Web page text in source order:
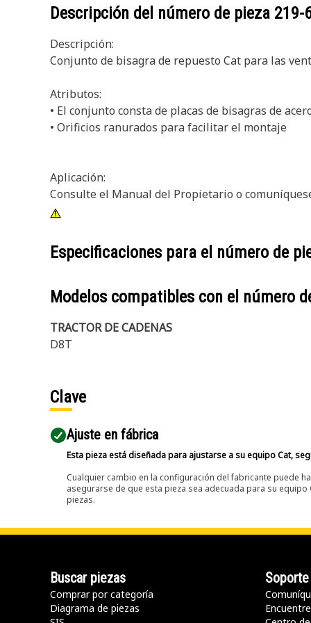
Descripción del número de pieza 219-
Descripción:
Conjunto de bisagra de repuesto Cat para las
Atributos:
• El conjunto consta de placas de bisagras de
• Orificios ranurados para facilitar el montaje
Aplicación:
Consulte el Manual del Propietario o
Especificaciones para el número de
Modelos compatibles con el número
TRACTOR DE CADENAS
D8T
Clave
Ajuste en fábrica
Esta pieza está diseñada para ajustarse a su equipo Cat,
Cualquier cambio en la configuración del fabricante puede
asegurarse de que esta pieza sea adecuada para su
piezas.
Buscar piezas
Comprar por categoría
Diagrama de piezas
Soporte